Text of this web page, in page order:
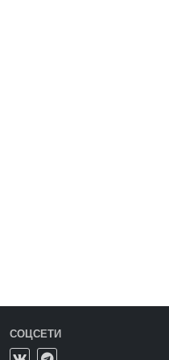
СОЦСЕТИ